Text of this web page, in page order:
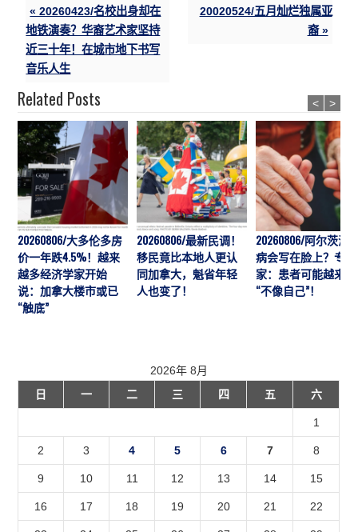
« 20260423/名校出身却在
地铁演奏？华裔艺术家坚持
近三十年！在城市地下书写
音乐人生
20020524/五月灿烂独属亚
裔 »
Related Posts
20260806/大多伦多房
价一年跌4.5%！越来
越多经济学家开始
说：加拿大楼市或已
“触底”
20260806/最新民调！
移民竟比本地人更认
同加拿大，魁省年轻
人也变了！
20260806/阿尔茨海
病会写在脸上？专
家：患者可能越来越
“不像自己”！
< >
2026年 8月
日
一 二 三 四 五 六
1
2 3 4 5 6 7 8
9 10 11 12 13 14 15
16 17 18 19 20 21 22